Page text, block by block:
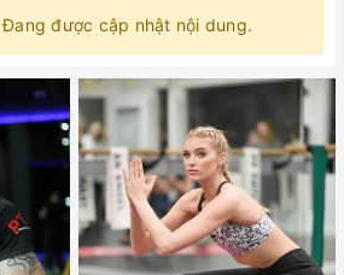
Đang được cập nhật nội dung.